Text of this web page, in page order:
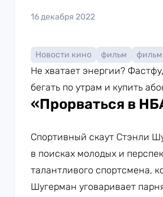
16 декабря 2022
Новости кино фильм
Не хватает энергии?
бегать по утрам и купить
«Прорваться в
Спортивный скаут Стэнли
в поисках молодых и
талантливого спортсмена,
Шугерман уговаривает